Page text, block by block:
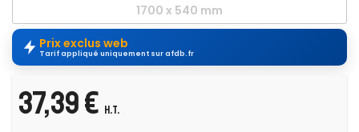
1700 x 540 mm
Prix exclus web
Tarif appliqué uniquement sur afdb.fr
37,39 € H.T.